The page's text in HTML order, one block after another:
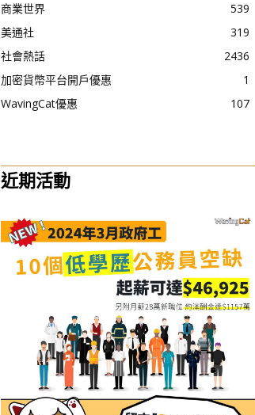
商業世界
539
美通社
319
社會熱話
2436
加密貨幣平台開戶優惠
1
WavingCat優惠
107
近期活動